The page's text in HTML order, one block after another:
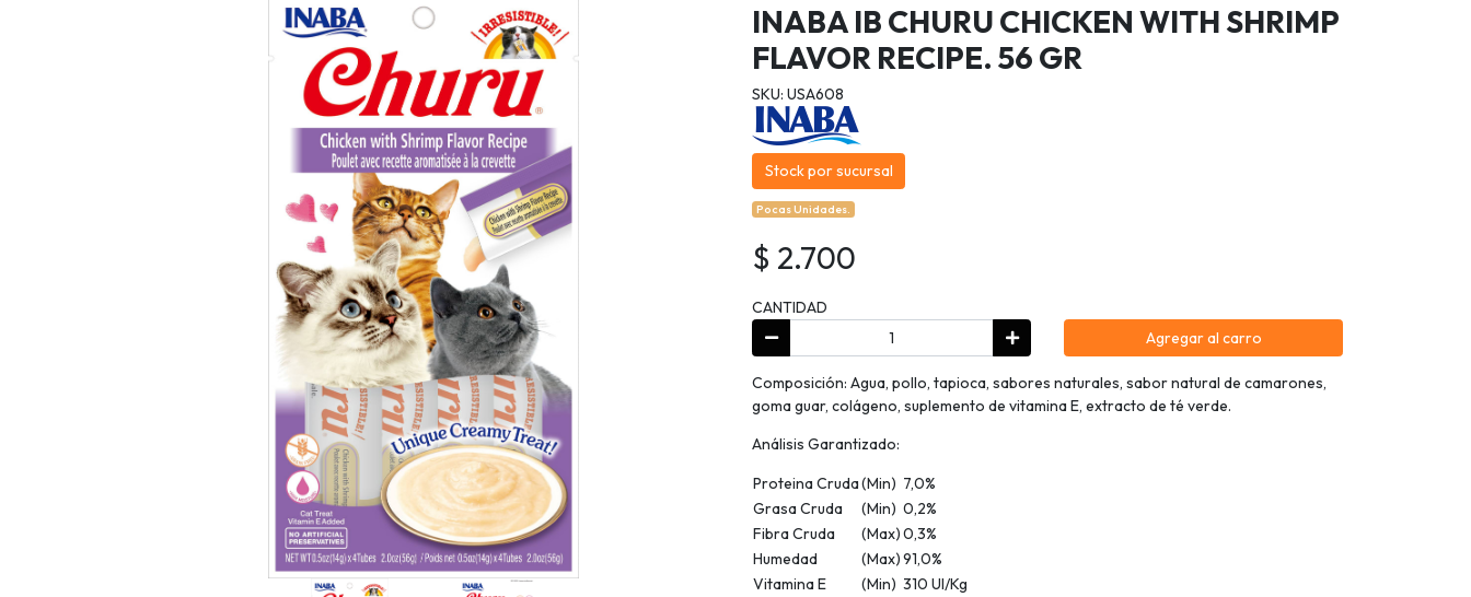
INABA IB CHURU CHICKEN WITH SHRIMP
FLAVOR RECIPE. 56 GR
SKU: USA608
Stock por sucursal
Pocas Unidades.
$ 2.700
CANTIDAD
Agregar al carro
Composición: Agua, pollo, tapioca, sabores naturales, sabor natural de camarones,
goma guar, colágeno, suplemento de vitamina E, extracto de té verde.
Análisis Garantizado:
Proteina Cruda(Min) 7,0%
Grasa Cruda
(Min) 0,2%
Fibra Cruda
(Max)0,3%
Humedad
(Max)91,0%
Vitamina E
(Min) 310 UI/Kg